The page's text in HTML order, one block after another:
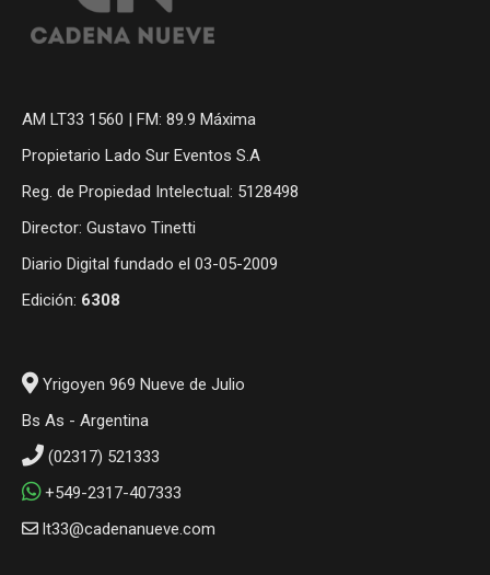
AM LT33 1560 | FM: 89.9 Máxima
Propietario Lado Sur Eventos S.A
Reg. de Propiedad Intelectual: 5128498
Director: Gustavo Tinetti
Diario Digital fundado el 03-05-2009
Edición: 6308
Yrigoyen 969 Nueve de Julio
Bs As - Argentina
(02317) 521333
+549-2317-407333
lt33@cadenanueve.com